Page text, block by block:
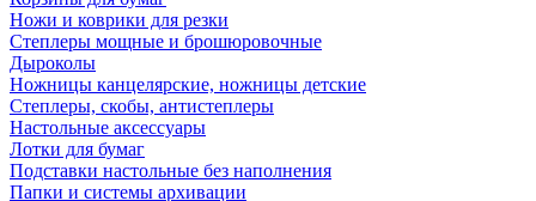
Ножи и коврики для резки
Степлеры мощные и брошюровочные
Дыроколы
Ножницы канцелярские, ножницы детские
Степлеры, скобы, антистеплеры
Настольные аксессуары
Лотки для бумаг
Подставки настольные без наполнения
Папки и системы архивации